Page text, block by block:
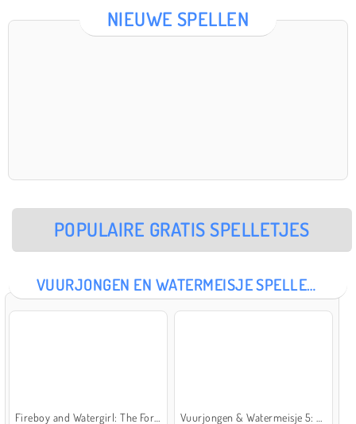
NIEUWE SPELLEN
POPULAIRE GRATIS SPELLETJES
VUURJONGEN EN WATERMEISJE SPELLETJES